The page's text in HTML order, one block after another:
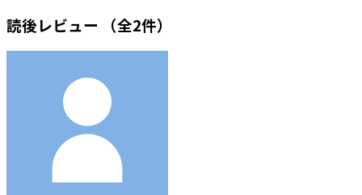
読後レビュー （全2件）